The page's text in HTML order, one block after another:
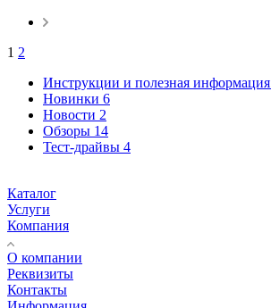
1 2
Инструкции и полезная информация
Новинки 6
Новости 2
Обзоры 14
Тест-драйвы 4
Каталог
Услуги
Компания
О компании
Реквизиты
Контакты